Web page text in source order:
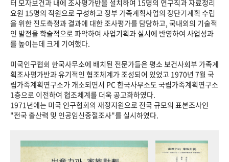
터 모자보건과 내에 조사평가반을 설치하여 15명의 연구직과 자료정리
요원 15명의 직원으로 구성하고 정부 가족계획사업의 장단기계획 수립
을 위한 진도측정과 결과에 대한 조사평가를 담당하고, 국내외의 기술적
인 발전을 학술적으로 파악하여 사업기획과 실시에 반영하여 사업성과
를 높이는데 크게 기여했다.
미국인구협회 한국사무소에 배치된 전문가들은 평소 보건사회부 가족계
획조사평가반과 유기적인 협조체계가 조성되어 있었고 1970년 7월 국
립가족계획연구소가 개소되면서 PC 한국사무소도 국립가족계획연구소
1층으로 이전하여 협조체계를 더욱 공고화하였다.
1971년에는 미국 인구협회의 재정지원으로 전국 규모의 표본조사인
"전국 출산력 및 인공임신중절조사"를 실시하였다.